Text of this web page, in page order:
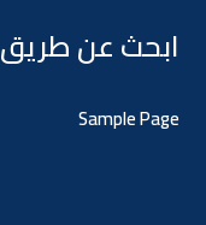
ابحث عن طريق
Sample Page